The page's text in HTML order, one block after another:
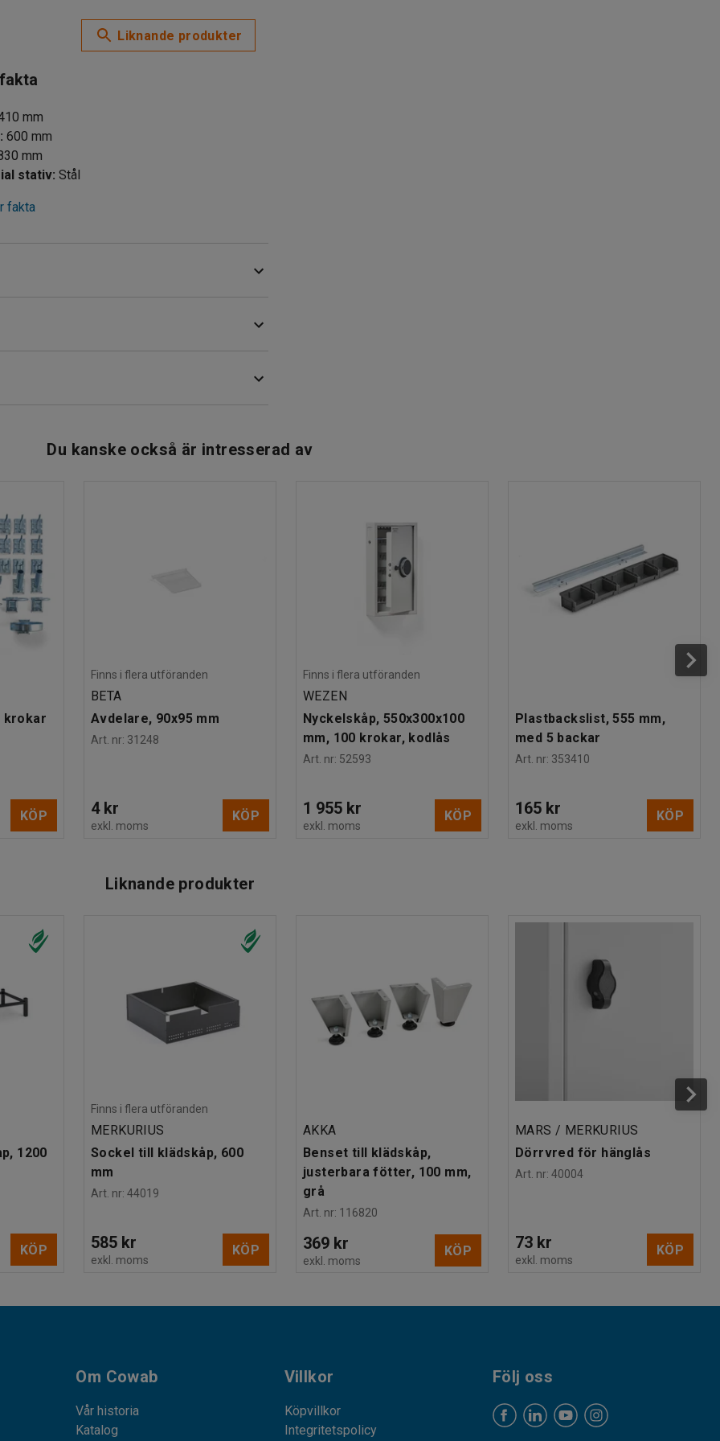
Liknande produkter
mm
: 600 mm
mm
stativ: Stål
fakta
furu.
150105
Du kanske också är intresserad av
krokar
KÖP
Finns i flera utföranden
BETA
Avdelare, 90x95 mm
Art. nr: 31248
4 kr
exkl. moms
KÖP
Finns i flera utföranden
WEZEN
Nyckelskåp, 550x300x100
mm, 100 krokar, kodlås
Art. nr: 52593
1 955 kr
exkl. moms
KÖP
Plastbackslist, 555 mm,
med 5 backar
Art. nr: 353410
165 kr
exkl. moms
KÖP
Liknande produkter
1200
KÖP
Finns i flera utföranden
MERKURIUS
Sockel till klädskåp, 600
mm
Art. nr: 44019
585 kr
exkl. moms
KÖP
AKKA
Benset till klädskåp,
justerbara fötter, 100 mm,
grå
Art. nr: 116820
369 kr
exkl. moms
KÖP
MARS / MERKURIUS
Dörrvred för hänglås
Art. nr: 40004
73 kr
exkl. moms
KÖP
Om Cowab
Vår historia
Katalog
Villkor
Köpvillkor
Integritetspolicy
Följ oss